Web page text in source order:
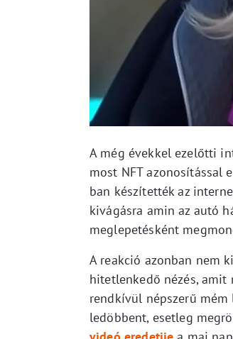
A még évekkel ezelőtti
most NFT azonosítással
ban készítették az
kivágásra amin az autó
meglepetésként
A reakció azonban nem
hitetlenkedő nézés, amit
rendkívül népszerű mém
ledöbbent, esetleg